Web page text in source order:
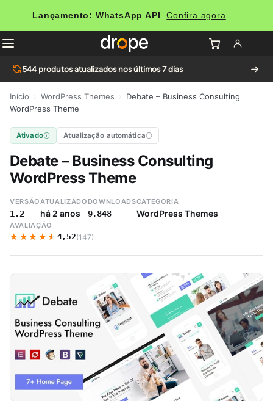
Lançamento: WhatsApp API Confira agora
544produtos atualizados nos últimos 7 dias
Início WordPress Themes
Debate – Business Consulting
WordPress Theme
Ativado Atualização automática
Debate – Business Consulting
WordPress Theme
VERSÃO
1.2
ATUALIZADO
há 2 anos
DOWNLOADS
9.848
CATEGORIA
WordPress Themes
AVALIAÇÃO
★★★★★
★★★★★ 4,52(147)